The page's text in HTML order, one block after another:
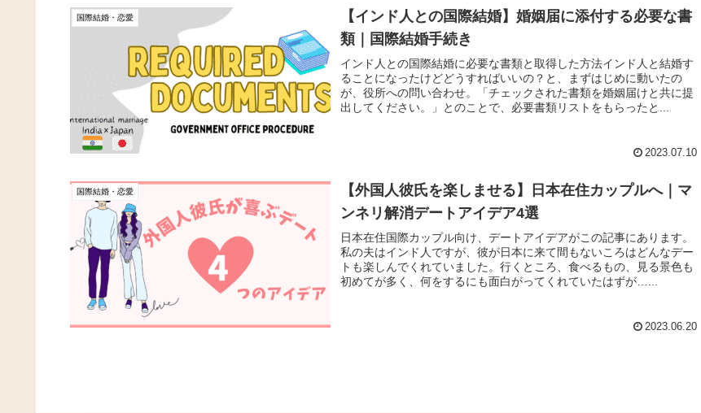
国際結婚・恋愛
【インド人との国際結婚】婚姻届に添付する必要な書
類｜国際結婚手続き
インド人との国際結婚に必要な書類と取得した方法インド人と結婚す
ることになったけどどうすればいいの？と、まずはじめに動いたの
が、役所への問い合わせ。「チェックされた書類を婚姻届けと共に提
出してください。」とのことで、必要書類リストをもらったと...
2023.07.10
国際結婚・恋愛
【外国人彼氏を楽しませる】日本在住カップルへ｜マ
ンネリ解消デートアイデア4選
日本在住国際カップル向け、デートアイデアがこの記事にあります。
私の夫はインド人ですが、彼が日本に来て間もないころはどんなデー
トも楽しんでくれていました。行くところ、食べるもの、見る景色も
初めてが多く、何をするにも面白がってくれていたはずが…...
2023.06.20